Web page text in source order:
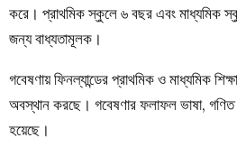
করে। প্রাথমিক স্কুলে ৬ বছর এবং মাধ্যমিক
জন্য বাধ্যতামূলক।
গবেষণায় ফিনল্যান্ডের প্রাথমিক ও মাধ্যমিক
অবস্থান করছে। গবেষণার ফলাফল ভাষা, গণিত
হয়েছে।